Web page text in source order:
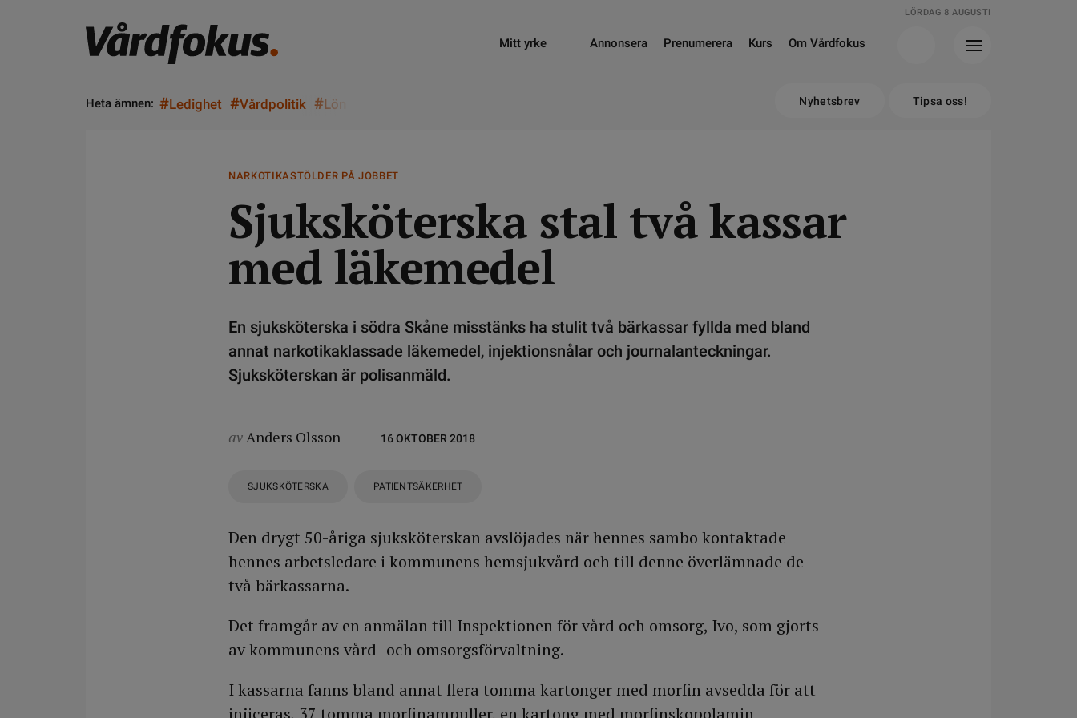
LÖRDAG 8 AUGUSTI
Mitt yrke Annonsera Prenumerera Kurs Om Vårdfokus
Heta ämnen: #Ledighet #Vårdpolitik #Lön Nyhetsbrev Tipsa oss!
NARKOTIKASTÖLDER PÅ JOBBET
Sjuksköterska stal två kassar
med läkemedel
En sjuksköterska i södra Skåne misstänks ha stulit två bärkassar fyllda med bland
annat narkotikaklassade läkemedel, injektionsnålar och journalanteckningar.
Sjuksköterskan är polisanmäld.
avAnders Olsson 16 OKTOBER 2018
SJUKSKÖTERSKA PATIENTSÄKERHET
Den drygt 50-åriga sjuksköterskan avslöjades när hennes sambo kontaktade
hennes arbetsledare i kommunens hemsjukvård och till denne överlämnade de
två bärkassarna.
Det framgår av en anmälan till Inspektionen för vård och omsorg, Ivo, som gjorts
av kommunens vård- och omsorgsförvaltning.
I kassarna fanns bland annat flera tomma kartonger med morfin avsedda för att
injiceras, 37 tomma morfinampuller, en kartong med morfinskopolamin